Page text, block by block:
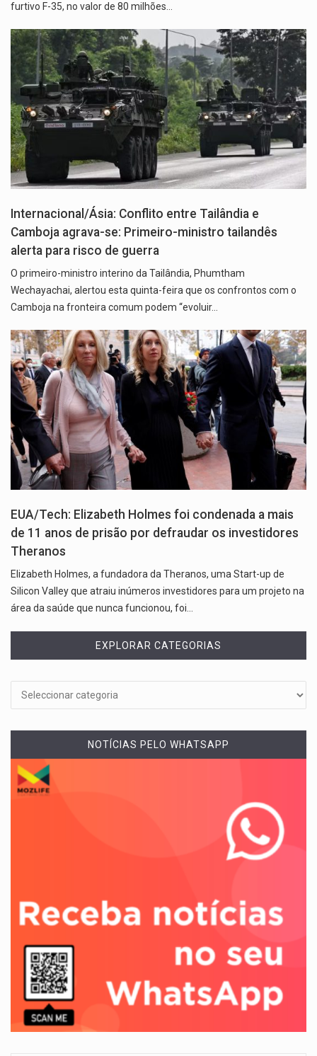
furtivo F-35, no valor de 80 milhões…
Internacional/Ásia: Conflito entre Tailândia e
Camboja agrava-se: Primeiro-ministro tailandês
alerta para risco de guerra
O primeiro-ministro interino da Tailândia, Phumtham
Wechayachai, alertou esta quinta-feira que os confrontos com o
Camboja na fronteira comum podem “evoluir…
EUA/Tech: Elizabeth Holmes foi condenada a mais
de 11 anos de prisão por defraudar os investidores
Theranos
Elizabeth Holmes, a fundadora da Theranos, uma Start-up de
Silicon Valley que atraiu inúmeros investidores para um projeto na
área da saúde que nunca funcionou, foi…
EXPLORAR CATEGORIAS
NOTÍCIAS PELO WHATSAPP